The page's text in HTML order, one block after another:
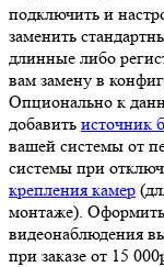
подключить и
заменить
длинные либо
вам замену в
Опционально к
добавить источник
вашей системы от
системы при
крепления камер
монтаже).
видеонаблюдения
при заказе от 15